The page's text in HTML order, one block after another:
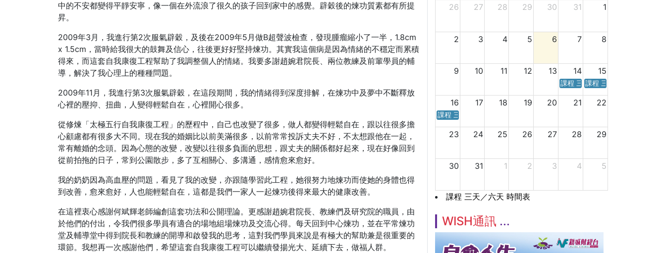
中的不安都變得平靜安寧，像一個在外流浪了很久的孩子回到家中的感覺。辟穀後的煉功質素都有所提
昇。
2009年3月，我進行第2次服氣辟穀，及後在2009年5月做B超聲波檢查，發現腫瘤縮小了一半，1.8cm
x 1.5cm，當時給我很大的鼓舞及信心，往後更好好堅持煉功。其實我這個病是因為情緒的不穩定而累積
得來，而這套自我康復工程幫助了我調整個人的情緒。我要多謝趙婉君院長、兩位教練及前輩學員的輔
導，解決了我心理上的種種問題。
2009年11月，我進行第3次服氣辟穀，在這段期間，我的情緒得到深度排解，在煉功中及夢中不斷釋放
心裡的壓抑、扭曲，人變得輕鬆自在，心裡開心很多。
從修煉「太極五行自我康復工程」的歷程中，自己也改變了很多，做人都變得輕鬆自在，跟以往很多擔
心顧慮都有很多大不同。現在我的婚姻比以前美滿很多，以前常常投訴丈夫不好，不太想跟他在一起，
常有離婚的念頭。因為心態的改變，改變以往很多負面的思想，跟丈夫的關係都好起來，現在好像回到
從前拍拖的日子，常到公園散步，多了互相關心、多溝通，感情愈來愈好。
我的奶奶因為高血壓的問題，看見了我的改變，亦跟隨學習此工程，她很努力地煉功而使她的身體也得
到改善，愈來愈好，人也能輕鬆自在，這都是我們一家人一起煉功後得來最大的健康改善。
在這裡衷心感謝何斌輝老師編創這套功法和公開理論。更感謝趙婉君院長、教練們及研究院的職員，由
於他們的付出，令我們很多學員有適合的場地組場煉功及交流心得。每天回到中心煉功，並在平常煉功
堂及輔導堂中得到院長和教練的開導和啟發我的思考，這對我們學員來說是有極大的幫助兼是很重要的
環節。我想再一次感謝他們，希望這套自我康復工程可以繼續發揚光大、延續下去，做福人群。
26
27 28 29 30 31 1
2 3 4 5 6 7 8
9 10 11 12 13 14 15
課程 三天／六天 時間表
課程 三天／六天 時間表
16 17 18 19 20 21 22
課程 三天／六天 時間表
23 24 25 26 27 28 29
30 31 1 2 3 4 5
課程 三天／六天 時間表
WISH通訊